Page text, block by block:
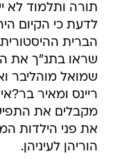
תורה ותלמוד לא
לדעת כי הקיום
הברית ההיסטורית
שראו בתנ"ך את
שמואל מוהליבר
ריינס ומאיר
מקבלים את
את פני הילדות
הוריהן לעיניהן.